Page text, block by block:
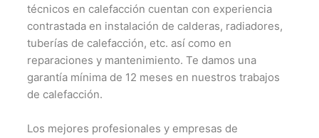
técnicos en calefacción cuentan con experiencia
contrastada en instalación de calderas, radiadores,
tuberías de calefacción, etc. así como en
reparaciones y mantenimiento. Te damos una
garantía mínima de 12 meses en nuestros trabajos
de calefacción.
Los mejores profesionales y empresas de